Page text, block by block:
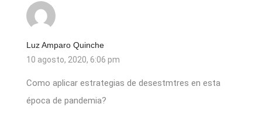
Luz Amparo Quinche
10 agosto, 2020, 6:06 pm
Como aplicar estrategias de desestmtres en esta
época de pandemia?